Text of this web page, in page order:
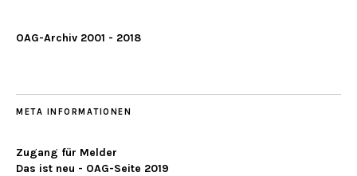
OAG-Archiv 2001 - 2018
META INFORMATIONEN
Zugang für Melder
Das ist neu - OAG-Seite 2019